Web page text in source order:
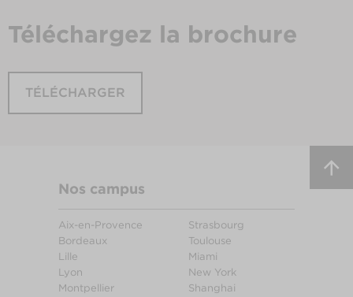
Téléchargez la brochure
TÉLÉCHARGER
Nos campus
Aix-en-Provence
Bordeaux
Lille
Lyon
Montpellier
Strasbourg
Toulouse
Miami
New York
Shanghai